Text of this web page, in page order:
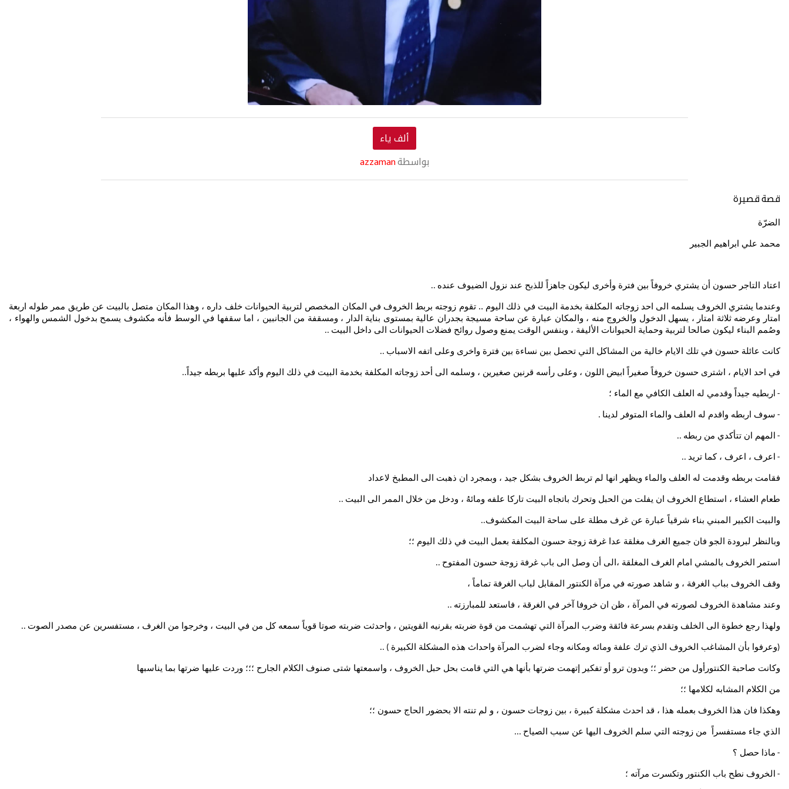
ألف ياء
بواسطةazzaman
قصة قصيرة
الضرّة
محمد علي ابراهيم الجبير
اعتاد التاجر حسون أن يشتري خروفاً بين فترة وأخرى ليكون جاهزاً للذبح عند نزول الضيوف عنده ..
وعندما يشتري الخروف يسلمه الى احد زوجاته المكلفة بخدمة البيت في ذلك اليوم .. تقوم زوجته بربط الخروف في المكان المخصص لتربية الحيوانات خلف داره ، وهذا المكان متصل بالبيت عن طريق ممر طوله اربعة
امتار وعرضه ثلاثة امتار ، يسهل الدخول والخروج منه ، والمكان عبارة عن ساحة مسيجة بجدران عالية بمستوى بناية الدار ، ومسقفة من الجانبين ، اما سقفها في الوسط فأنه مكشوف يسمح بدخول الشمس والهواء ،
وصُمم البناء ليكون صالحا لتربية وحماية الحيوانات الأليفة ، وبنفس الوقت يمنع وصول روائح فضلات الحيوانات الى داخل البيت ..
كانت عائلة حسون في تلك الايام خالية من المشاكل التي تحصل بين نساءة بين فترة واخرى وعلى اتفه الاسباب ..
في احد الايام ، اشترى حسون خروفاً صغيراً ابيض اللون ، وعلى رأسه قرنين صغيرين ، وسلمه الى أحد زوجاته المكلفة بخدمة البيت في ذلك اليوم وأكد عليها بربطه جيداً ..
- اربطيه جيداً وقدمي له العلف الكافي مع الماء ؛
- سوف اربطه واقدم له العلف والماء المتوفر لدينا .
- المهم ان تتأكدي من ربطه ..
- اعرف ، اعرف ، كما تريد ..
فقامت بربطه وقدمت له العلف والماء ويظهر انها لم تربط الخروف بشكل جيد ، وبمجرد ان ذهبت الى المطبخ لاعداد
طعام العشاء ، استطاع الخروف ان يفلت من الحبل وتحرك باتجاه البيت تاركا علفه ومائهُ ، ودخل من خلال الممر الى البيت ..
والبيت الكبير المبني بناء شرقياً عبارة عن غرف مطلة على ساحة البيت المكشوف..
وبالنظر لبرودة الجو فان جميع الغرف مغلقة عدا غرفة زوجة حسون المكلفة بعمل البيت في ذلك اليوم ؛؛
استمر الخروف بالمشي امام الغرف المغلقة ،الى أن وصل الى باب غرفة زوجة حسون المفتوح ..
وقف الخروف بباب الغرفة ، و شاهد صورته في مرآة الكنتور المقابل لباب الغرفة تماماً ،
وعند مشاهدة الخروف لصورته في المرآة ، ظن ان خروفا آخر في الغرقة ، فاستعد للمبارزته ..
ولهذا رجع خطوة الى الخلف وتقدم بسرعة فائقة وضرب المرآة التي تهشمت من قوة ضربته بقرنيه القويتين ، واحدثت ضربته صوتا قوياً سمعه كل من في البيت ، وخرجوا من الغرف ، مستفسرين عن مصدر الصوت ..
(وعرفوا بأن المشاغب الخروف الذي ترك علفة ومائه ومكانه وجاء لضرب المرآة واحداث هذه المشكلة الكبيرة ) ..
وكانت صاحبة الكنتورأول من حضر ؛؛ وبدون ترو أو تفكير إتهمت ضرتها بأنها هي التي قامت بحل حبل الخروف ، واسمعتها شتى صنوف الكلام الجارح ؛؛؛ وردت عليها ضرتها بما يناسبها
من الكلام المشابه لكلامها ؛؛
وهكذا فان هذا الخروف بعمله هذا ، قد احدث مشكلة كبيرة ، بين زوجات حسون ، و لم تنته الا بحضور الحاج حسون ؛؛
الذي جاء مستفسراً من زوجته التي سلم الخروف اليها عن سبب الصياح ...
- ماذا حصل ؟
- الخروف نطح باب الكنتور وتكسرت مرآته ؛